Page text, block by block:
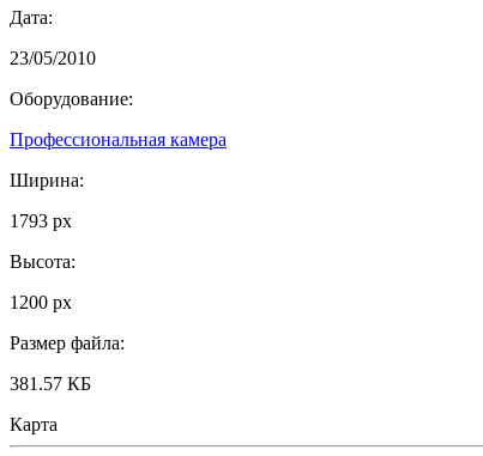
Дата:
23/05/2010
Оборудование:
Профессиональная камера
Ширина:
1793 px
Высота:
1200 px
Размер файла:
381.57 КБ
Карта